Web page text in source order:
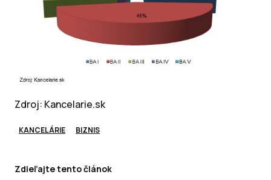
Zdroj: Kancelarie.sk
KANCELÁRIE BIZNIS
Zdieľajte tento článok